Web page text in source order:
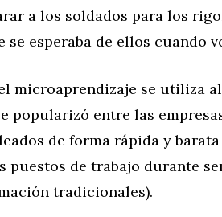
a los soldados para los
se esperaba de ellos cuando
microaprendizaje se utiliza
popularizó entre las
de forma rápida y
puestos de trabajo durante
tradicionales).